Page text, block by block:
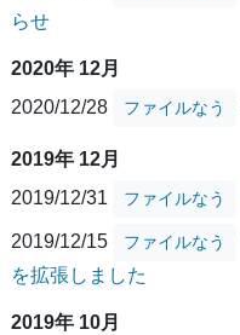
らせ
2020年 12月
2020/12/28
ファイルなう
2019年 12月
2019/12/31
ファイルなう
2019/12/15 ファイルなう
を拡張しました
2019年 10月